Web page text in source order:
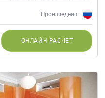
кость, Кремовый, Коричневый,
Капучино, Фиолетовый
Произведено:
ОНЛАЙН РАСЧЕТ